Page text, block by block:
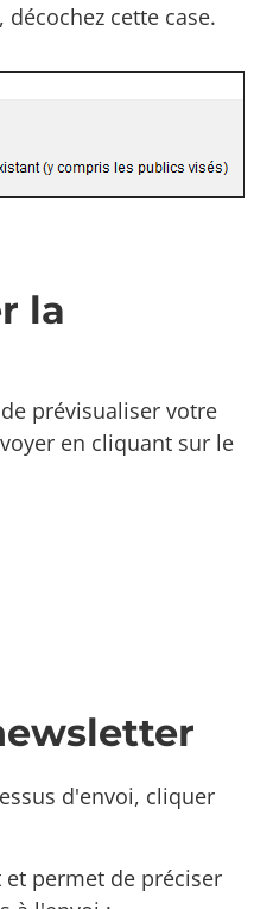
cette case.
la
prévisualiser votre
en cliquant sur le
d'envoi, cliquer
permet de préciser